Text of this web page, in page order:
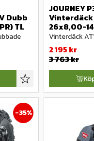
Dubb
TL
Lägg till i favoriter
JOURNEY
Vinterdäck
26x8,00-
Vinterdäck
2 195 kr
3 763kr
35%